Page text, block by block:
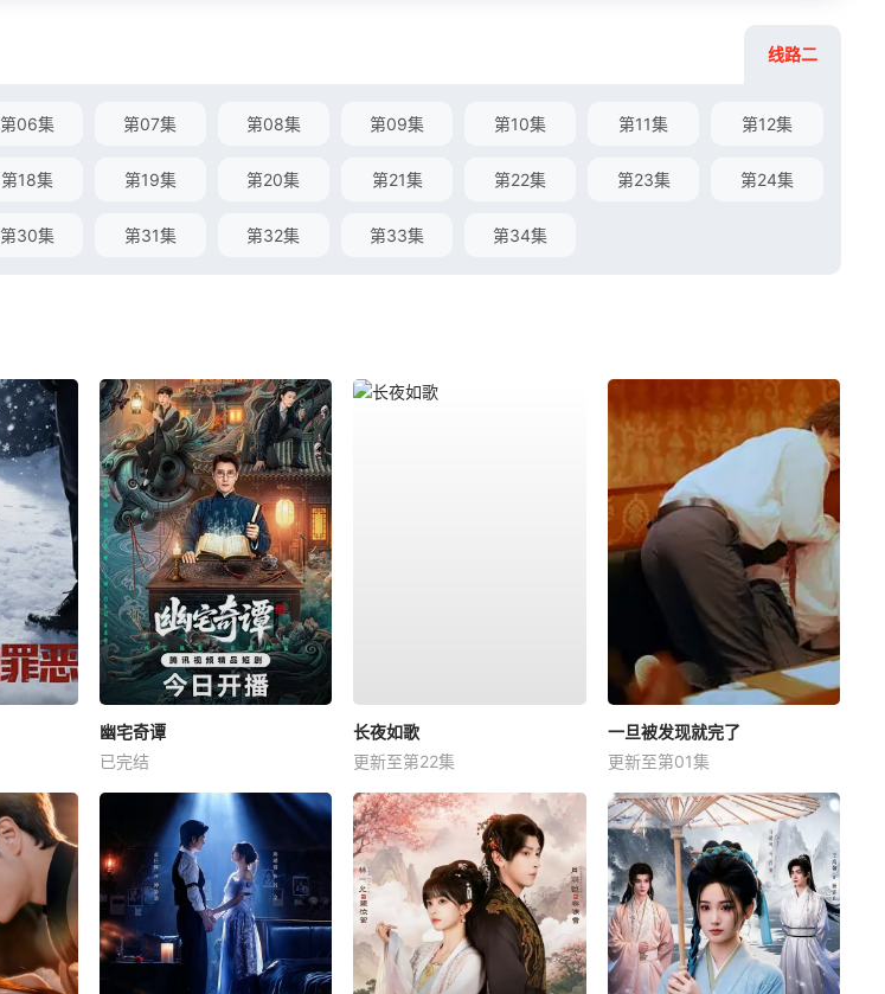
线路二
第06集 第07集 第08集 第09集 第10集 第11集 第12集
第18集 第19集 第20集 第21集 第22集 第23集 第24集
第30集 第31集 第32集 第33集 第34集
幽宅奇谭
已完结
长夜如歌
更新至第22集
一旦被发现就完了
更新至第01集